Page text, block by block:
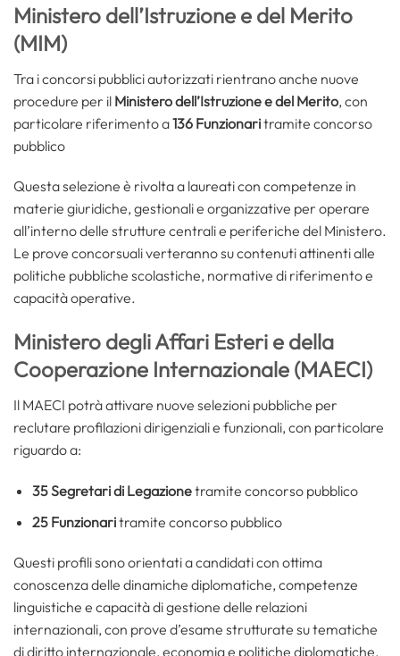
Ministero dell’Istruzione e del Merito
(MIM)
Tra i concorsi pubblici autorizzati rientrano anche nuove
procedure per il Ministero dell’Istruzione e del Merito, con
particolare riferimento a136 Funzionaritramite concorso
pubblico
Questa selezione è rivolta a laureati con competenze in
materie giuridiche, gestionali e organizzative per operare
all’interno delle strutture centrali e periferiche del Ministero.
Le prove concorsuali verteranno su contenuti attinenti alle
politiche pubbliche scolastiche, normative di riferimento e
capacità operative.
Ministero degli Affari Esteri e della
Cooperazione Internazionale (MAECI)
Il MAECI potrà attivare nuove selezioni pubbliche per
reclutare profilazioni dirigenziali e funzionali, con particolare
riguardo a:
35 Segretari di Legazionetramite concorso pubblico
25 Funzionaritramite concorso pubblico
Questi profili sono orientati a candidati con ottima
conoscenza delle dinamiche diplomatiche, competenze
linguistiche e capacità di gestione delle relazioni
internazionali, con prove d’esame strutturate su tematiche
di diritto internazionale, economia e politiche diplomatiche.